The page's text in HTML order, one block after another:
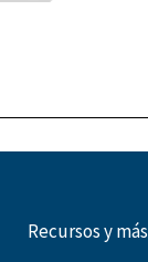
Recursos y más